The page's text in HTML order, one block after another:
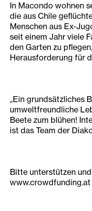
In Macondo wohnen
die aus Chile
Menschen aus Ex-
seit einem Jahr viele
den Garten zu
Herausforderung für
„Ein grundsätzliches
umweltfreundliche
Beete zum blühen!
ist das Team der
Bitte unterstützen